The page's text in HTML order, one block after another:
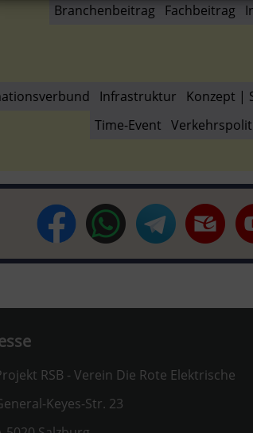
Branchenbeitrag Fachbeitrag
Infrastruktur Konzept |
Time-Event
RSB - Verein Die Rote Elektrische
Keyes-Str. 23